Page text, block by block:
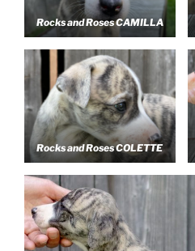
Rocks and Roses CAMILLA
Rocks and Roses COLETTE